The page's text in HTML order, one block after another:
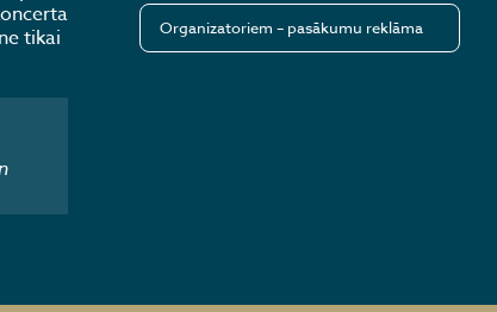
tikai
Organizatoriem – pasākumu reklāma